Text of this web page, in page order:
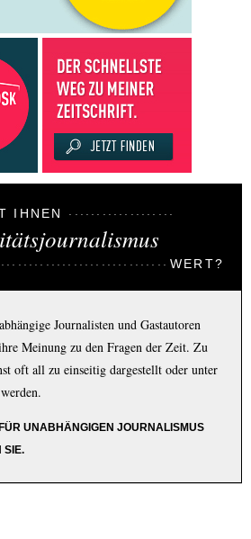
IHNEN
WERT?
Journalisten und Gastautoren
Meinung zu den Fragen der Zeit. Zu
oft all zu einseitig dargestellt oder unter
UNABHÄNGIGEN JOURNALISMUS
SIE.